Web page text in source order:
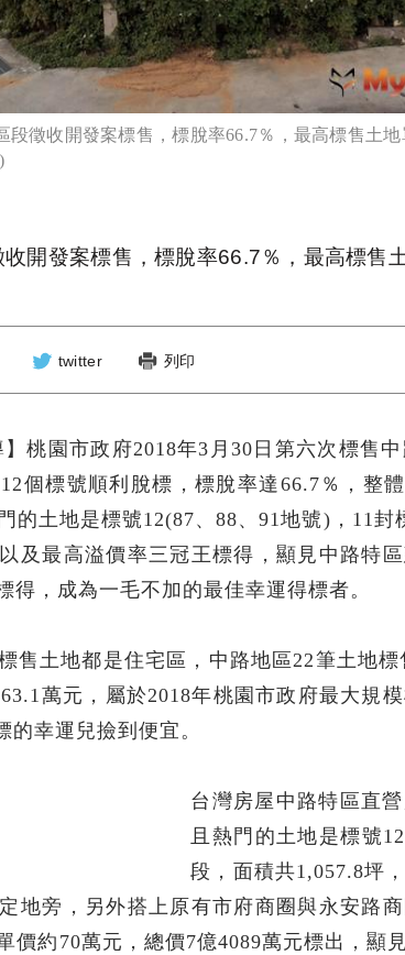
段徵收開發案標售，標脫率66.7％，最高標售土地
開發案標售，標脫率66.7％，最高標售
twitter 列印
桃園市政府2018年3月30日第六次標售
個標號順利脫標，標脫率達66.7％，整
的土地是標號12(87、88、91地號)，11
及最高溢價率三冠王標得，顯見中路特
得，成為一毛不加的最佳幸運得標者。
售土地都是住宅區，中路地區22筆土地
萬元，屬於2018年桃園市政府最大規
幸運兒撿到便宜。
台灣房屋中路特區直
且熱門的土地是標號
段，面積共1,057.8坪
地旁，另外搭上原有市府商圈與永安路
價約70萬元，總價7億4089萬元標出，顯